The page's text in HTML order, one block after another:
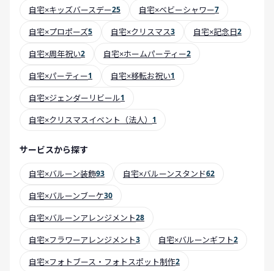
自宅×キッズバースデー25 自宅×ベビーシャワー7
自宅×プロポーズ5 自宅×クリスマス3 自宅×記念日2
自宅×周年祝い2 自宅×ホームパーティー2
自宅×パーティー1 自宅×移転お祝い1
自宅×ジェンダーリビール1
自宅×クリスマスイベント（法人） 1
サービスから探す
自宅×バルーン装飾93 自宅×バルーンスタンド62
自宅×バルーンブーケ30
自宅×バルーンアレンジメント28
自宅×フラワーアレンジメント3 自宅×バルーンギフト2
自宅×フォトブース・フォトスポット制作2